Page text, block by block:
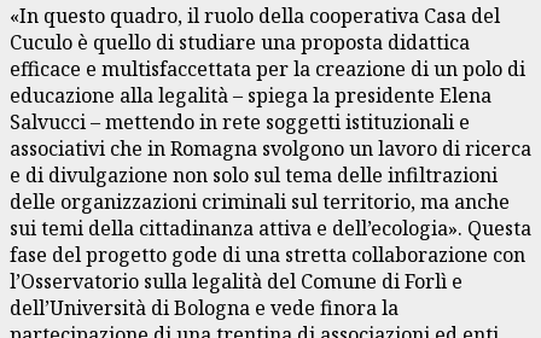
«In questo quadro, il ruolo della cooperativa Casa del
Cuculo è quello di studiare una proposta didattica
efficace e multisfaccettata per la creazione di un polo di
educazione alla legalità – spiega la presidente Elena
Salvucci – mettendo in rete soggetti istituzionali e
associativi che in Romagna svolgono un lavoro di ricerca
e di divulgazione non solo sul tema delle infiltrazioni
delle organizzazioni criminali sul territorio, ma anche
sui temi della cittadinanza attiva e dell’ecologia». Questa
fase del progetto gode di una stretta collaborazione con
l’Osservatorio sulla legalità del Comune di Forlì e
dell’Università di Bologna e vede finora la